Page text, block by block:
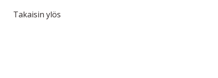
Takaisin ylös